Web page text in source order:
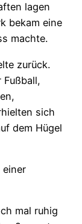
lagen
bekam eine
machte.
zurück.
sich
dem Hügel
einer
mal ruhig